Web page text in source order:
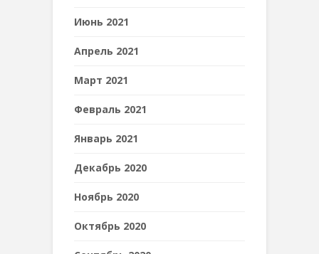
Июнь 2021
Апрель 2021
Март 2021
Февраль 2021
Январь 2021
Декабрь 2020
Ноябрь 2020
Октябрь 2020